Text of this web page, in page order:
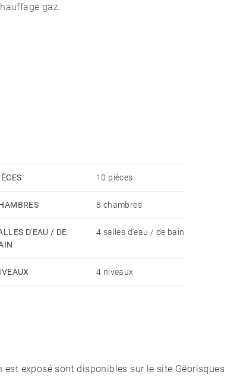
gaz.
avec salle d'eau et dressing, 2 chambres se
cellier et cave.
10 pièces
8 chambres
D'EAU / DE
4 salles d'eau / de bain
4 niveaux
exposé sont disponibles sur le site Géorisques